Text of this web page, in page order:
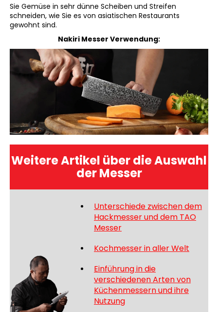
Sie Gemüse in sehr dünne Scheiben und Streifen
schneiden, wie Sie es von asiatischen Restaurants
gewohnt sind.
Nakiri Messer Verwendung:
Weitere Artikel über die Auswahl
der Messer
Unterschiede zwischen dem
Hackmesser und dem TAO
Messer
Kochmesser in aller Welt
Einführung in die
verschiedenen Arten von
Küchenmessern und ihre
Nutzung